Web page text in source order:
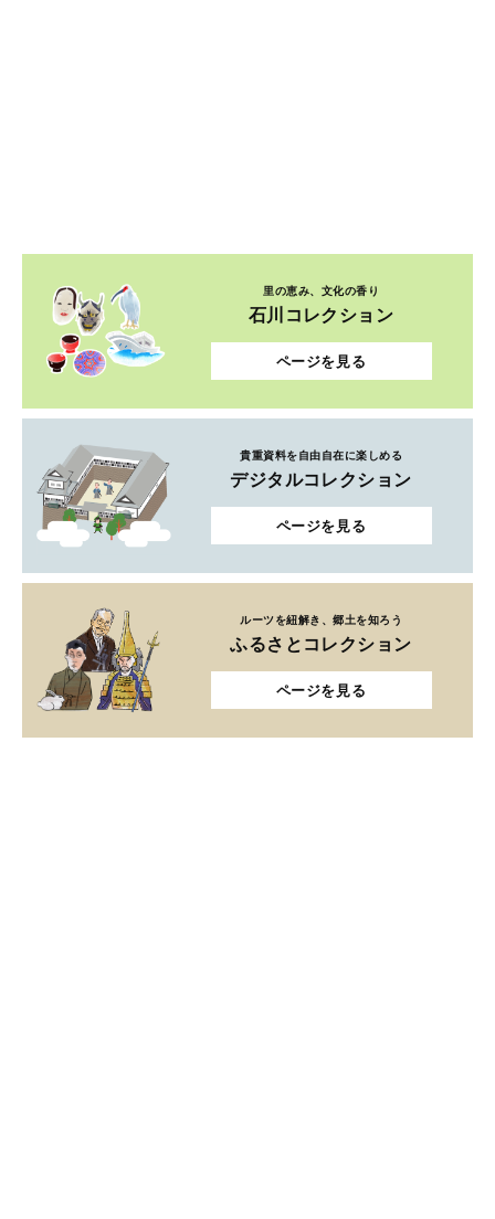
里の恵み、文化の香り
石川コレクション
ページを見る
貴重資料を自由自在に楽しめる
デジタルコレクション
ページを見る
ルーツを紐解き、郷土を知ろう
ふるさとコレクション
ページを見る